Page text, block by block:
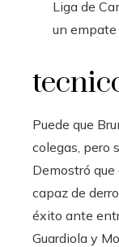
Liga de
un empate
Puede que
colegas, pero
Demostró
capaz de
éxito ante
Guardiola y